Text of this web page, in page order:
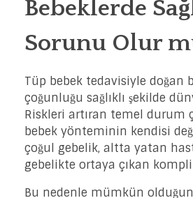
Bebeklerde
Sorunu Olur
Tüp bebek tedavisiyle doğan
çoğunluğu sağlıklı şekilde
Riskleri artıran temel durum
bebek yönteminin kendisi
çoğul gebelik, altta yatan
gebelikte ortaya çıkan
Bu nedenle mümkün